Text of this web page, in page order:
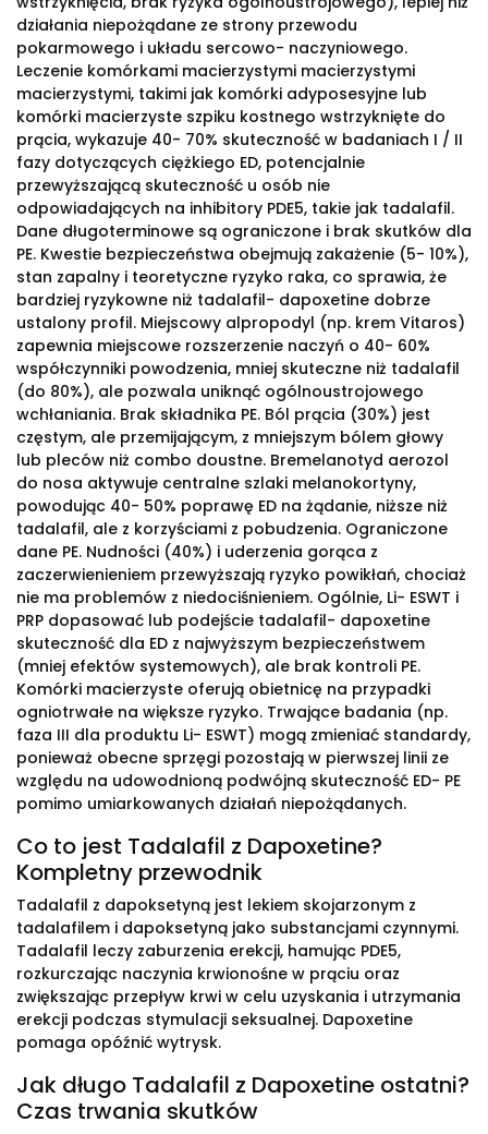
działania niepożądane ze strony przewodu
pokarmowego i układu sercowo- naczyniowego.
Leczenie komórkami macierzystymi macierzystymi
macierzystymi, takimi jak komórki adyposesyjne lub
komórki macierzyste szpiku kostnego wstrzyknięte do
prącia, wykazuje 40- 70% skuteczność w badaniach I / II
fazy dotyczących ciężkiego ED, potencjalnie
przewyższającą skuteczność u osób nie
odpowiadających na inhibitory PDE5, takie jak tadalafil.
Dane długoterminowe są ograniczone i brak skutków dla
PE. Kwestie bezpieczeństwa obejmują zakażenie (5- 10%),
stan zapalny i teoretyczne ryzyko raka, co sprawia, że
bardziej ryzykowne niż tadalafil- dapoxetine dobrze
ustalony profil. Miejscowy alpropodyl (np. krem Vitaros)
zapewnia miejscowe rozszerzenie naczyń o 40- 60%
współczynniki powodzenia, mniej skuteczne niż tadalafil
(do 80%), ale pozwala uniknąć ogólnoustrojowego
wchłaniania. Brak składnika PE. Ból prącia (30%) jest
częstym, ale przemijającym, z mniejszym bólem głowy
lub pleców niż combo doustne. Bremelanotyd aerozol
do nosa aktywuje centralne szlaki melanokortyny,
powodując 40- 50% poprawę ED na żądanie, niższe niż
tadalafil, ale z korzyściami z pobudzenia. Ograniczone
dane PE. Nudności (40%) i uderzenia gorąca z
zaczerwienieniem przewyższają ryzyko powikłań, chociaż
nie ma problemów z niedociśnieniem. Ogólnie, Li- ESWT i
PRP dopasować lub podejście tadalafil- dapoxetine
skuteczność dla ED z najwyższym bezpieczeństwem
(mniej efektów systemowych), ale brak kontroli PE.
Komórki macierzyste oferują obietnicę na przypadki
ogniotrwałe na większe ryzyko. Trwające badania (np.
faza III dla produktu Li- ESWT) mogą zmieniać standardy,
ponieważ obecne sprzęgi pozostają w pierwszej linii ze
względu na udowodnioną podwójną skuteczność ED- PE
pomimo umiarkowanych działań niepożądanych.
Co to jest Tadalafil z Dapoxetine?
Kompletny przewodnik
Tadalafil z dapoksetyną jest lekiem skojarzonym z
tadalafilem i dapoksetyną jako substancjami czynnymi.
Tadalafil leczy zaburzenia erekcji, hamując PDE5,
rozkurczając naczynia krwionośne w prąciu oraz
zwiększając przepływ krwi w celu uzyskania i utrzymania
erekcji podczas stymulacji seksualnej. Dapoxetine
pomaga opóźnić wytrysk.
Jak długo Tadalafil z Dapoxetine ostatni?
Czas trwania skutków